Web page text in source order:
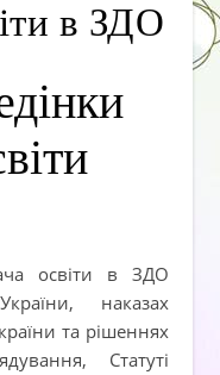
в ЗДО
освіти в ЗДО
наказах
та рішеннях
Статуті